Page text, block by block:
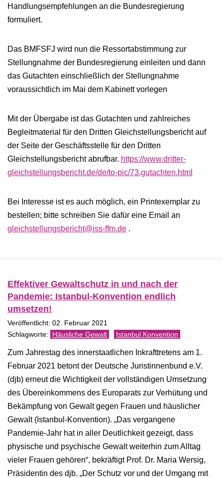
Handlungsempfehlungen an die Bundesregierung
formuliert.
Das BMFSFJ wird nun die Ressortabstimmung zur
Stellungnahme der Bundesregierung einleiten und dann
das Gutachten einschließlich der Stellungnahme
voraussichtlich im Mai dem Kabinett vorlegen
Mit der Übergabe ist das Gutachten und zahlreiches
Begleitmaterial für den Dritten Gleichstellungsbericht auf
der Seite der Geschäftsstelle für den Dritten
Gleichstellungsbericht abrufbar. https://www.dritter-
gleichstellungsbericht.de/de/to-pic/73.gutachten.html
Bei Interesse ist es auch möglich, ein Printexemplar zu
bestellen; bitte schreiben Sie dafür eine Email an
gleichstellungsbericht@iss-ffm.de .
Effektiver Gewaltschutz in und nach der
Pandemie: Istanbul-Konvention endlich
umsetzen!
Veröffentlicht: 02. Februar 2021
Häusliche Gewalt Istanbul Konvention
Zum Jahrestag des innerstaatlichen Inkrafttretens am 1.
Februar 2021 betont der Deutsche Juristinnenbund e.V.
(djb) erneut die Wichtigkeit der vollständigen Umsetzung
des Übereinkommens des Europarats zur Verhütung und
Bekämpfung von Gewalt gegen Frauen und häuslicher
Gewalt (Istanbul-Konvention). „Das vergangene
Pandemie-Jahr hat in aller Deutlichkeit gezeigt, dass
physische und psychische Gewalt weiterhin zum Alltag
vieler Frauen gehören“, bekräftigt Prof. Dr. Maria Wersig,
Präsidentin des djb. „Der Schutz vor und der Umgang mit